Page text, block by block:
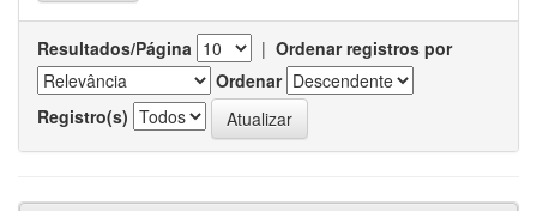
Resultados/Página | Ordenar registros por
Ordenar
Registro(s)